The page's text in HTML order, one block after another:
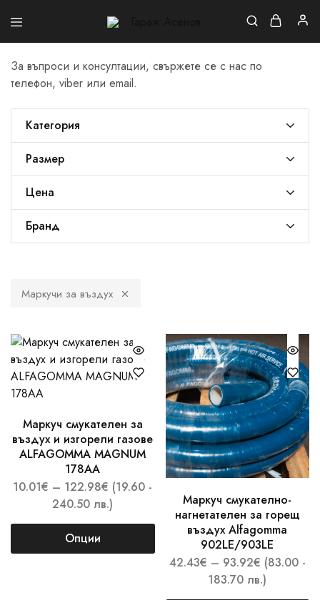
Асенов
За въпроси и консултации, свържете се с нас по
телефон, viber или email.
Категория
Размер
Цена
Бранд
Маркучи за въздух
Маркуч смукателен за
въздух и изгорели газове
ALFAGOMMA MAGNUM
178AA
10.01€ – 122.98€ (19.60 -
240.50 лв.)
Опции
Маркуч смукателно-
нагнетателен за горещ
въздух Alfagomma
902LE/903LE
42.43€ – 93.92€ (83.00 -
183.70 лв.)